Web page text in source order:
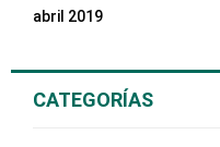
abril 2019
CATEGORÍAS